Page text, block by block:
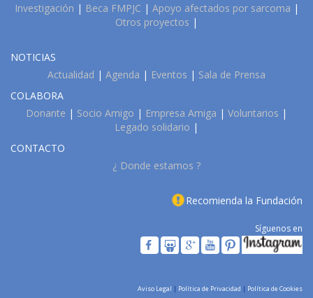
Investigación | Beca FMPJC | Apoyo afectados por sarcoma |
Otros proyectos |
NOTICIAS
Actualidad | Agenda | Eventos | Sala de Prensa
COLABORA
Donante | Socio Amigo | Empresa Amiga | Voluntarios |
Legado solidario |
CONTACTO
¿ Donde estamos ?
Recomienda la Fundación
Síguenos en
Aviso Legal | Política de Privacidad | Política de Cookies